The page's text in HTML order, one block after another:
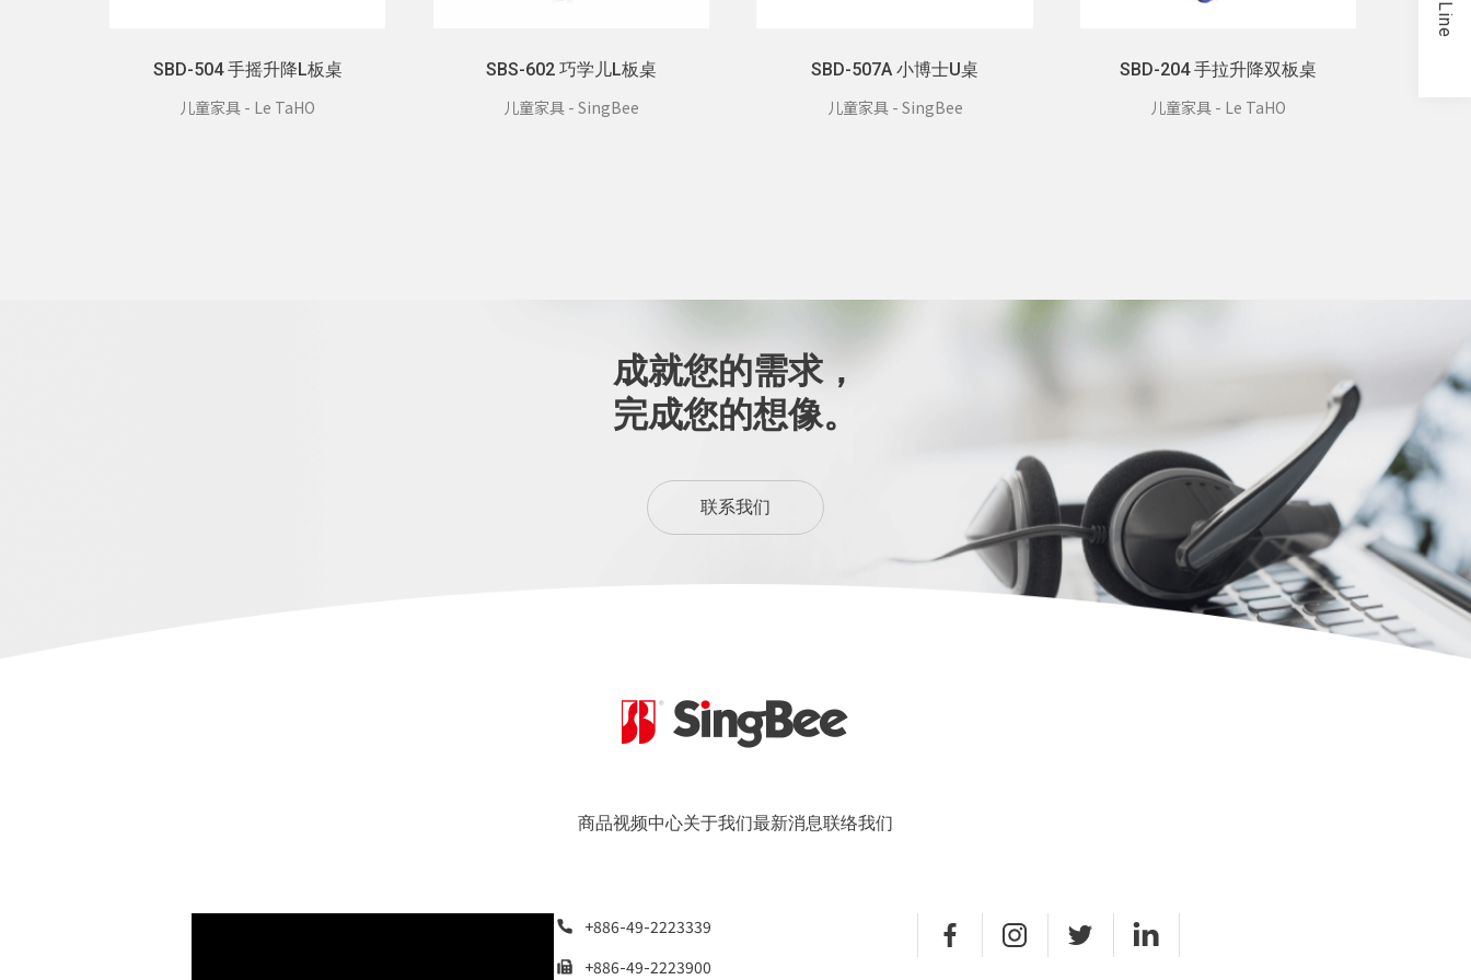
SBD-504 手摇升降L板桌
儿童家具 - Le TaHO
SBS-602 巧学儿L板桌
儿童家具 - SingBee
SBD-507A 小博士U桌
儿童家具 - SingBee
SBD-204 手拉升降双板桌
儿童家具 - Le TaHO
成就您的需求，
完成您的想像。
联系我们
商品视频中心关于我们最新消息联络我们
+886-49-2223339
+886-49-2223900
Line